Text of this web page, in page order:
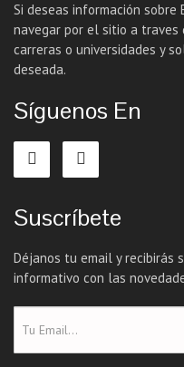
Si deseas información sobre
navegar por el sitio a
carreras o universidades y
deseada.
Síguenos En
Suscríbete
Déjanos tu email y recibirás
informativo con las